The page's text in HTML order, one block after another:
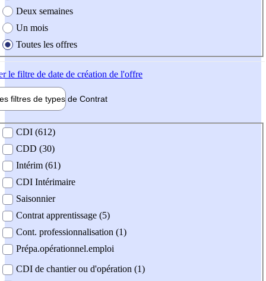
Deux semaines
Un mois
Toutes les offres
le filtre de date de création de l'offre
filtres de types de Contrat
contrat
CDI (612)
CDD (30)
Intérim (61)
CDI Intérimaire
Saisonnier
Contrat apprentissage (5)
Cont. professionnalisation (1)
Prépa.opérationnel.emploi
CDI de chantier ou d'opération (1)